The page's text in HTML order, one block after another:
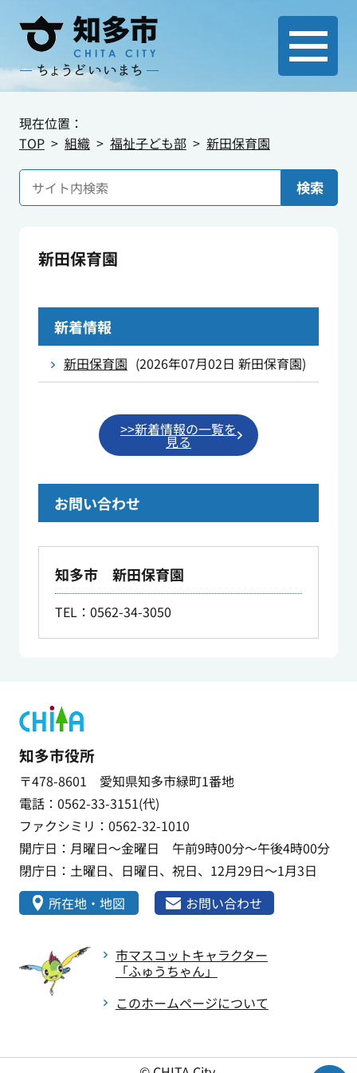
現在位置：
TOP
組織 福祉子ども部 新田保育園
検索
新田保育園
新着情報
新田保育園 (2026年07月02日 新田保育園)
>>新着情報の一覧を
見る
お問い合わせ
知多市 新田保育園
TEL：0562-34-3050
知多市役所
〒478-8601 愛知県知多市緑町1番地
電話：0562-33-3151(代)
ファクシミリ：0562-32-1010
開庁日：月曜日～金曜日 午前9時00分～午後4時00分
閉庁日：土曜日、日曜日、祝日、12月29日～1月3日
所在地・地図
お問い合わせ
市マスコットキャラクター
「ふゅうちゃん」
このホームページについて